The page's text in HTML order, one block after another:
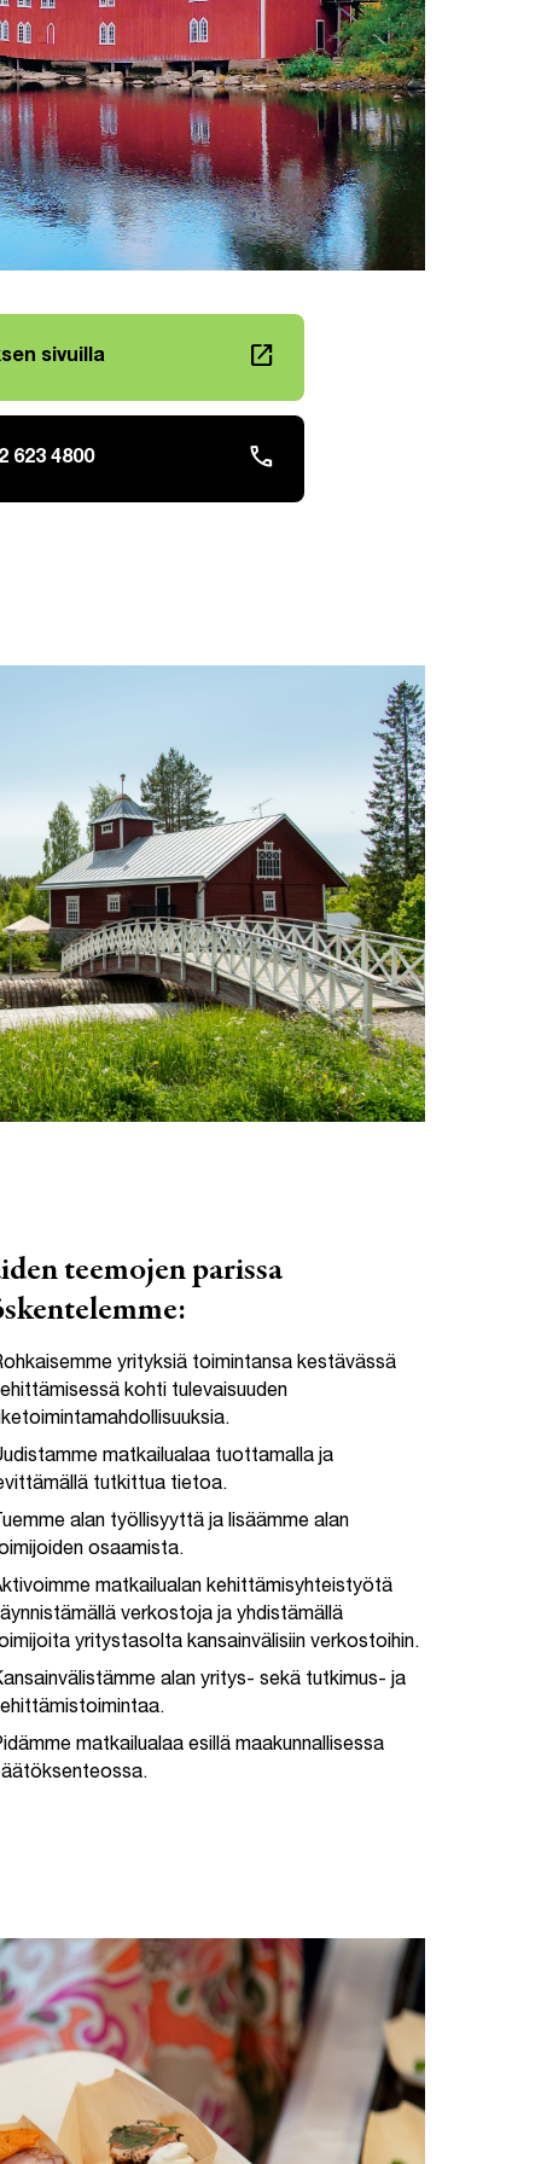
sivuilla launch
623 4800 phone
teemojen parissa
yrityksiä toimintansa kestävässä
kohti tulevaisuuden
matkailualaa tuottamalla ja
tutkittua tietoa.
alan työllisyyttä ja lisäämme alan
osaamista.
matkailualan kehittämisyhteistyötä
verkostoja ja yhdistämällä
yritystasolta kansainvälisiin verkostoihin.
alan yritys- sekä tutkimus- ja
matkailualaa esillä maakunnallisessa